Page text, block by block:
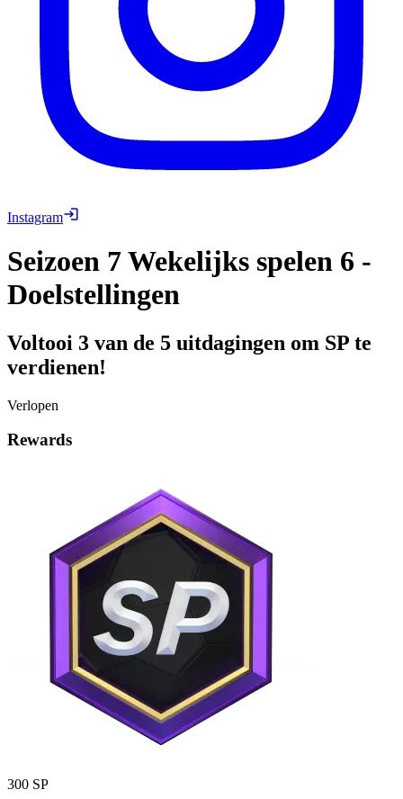
Instagram
Seizoen 7 Wekelijks spelen 6 -
Doelstellingen
Voltooi 3 van de 5 uitdagingen om SP te
verdienen!
Verlopen
Rewards
300 SP